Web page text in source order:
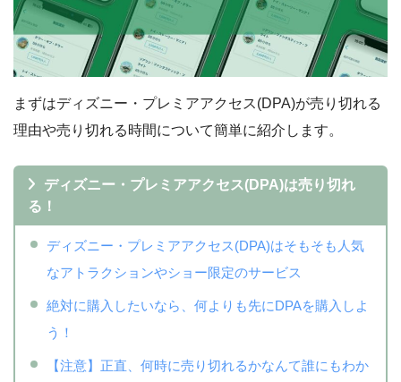
まずはディズニー・プレミアアクセス(DPA)が売り切れる
理由や売り切れる時間について簡単に紹介します。
ディズニー・プレミアアクセス(DPA)は売り切れ
る！
ディズニー・プレミアアクセス(DPA)はそもそも人気
なアトラクションやショー限定のサービス
絶対に購入したいなら、何よりも先にDPAを購入しよ
う！
【注意】正直、何時に売り切れるかなんて誰にもわか